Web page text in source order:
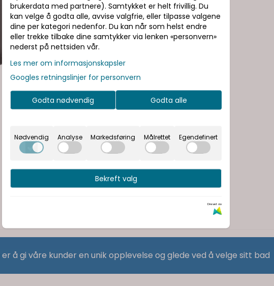
er å gi våre kunder en unik opplevelse og glede ved å velge sitt bad
brukerdata med partnere). Samtykket er helt frivillig. Du
kan velge å godta alle, avvise valgfrie, eller tilpasse valgene
dine per kategori nedenfor. Du kan når som helst endre
eller trekke tilbake dine samtykker via lenken «personvern»
nederst på nettsiden vår.
Les mer om informasjonskapsler
Googles retningslinjer for personvern
Godta nødvendig Godta alle
Nødvendig Analyse Markedsføring Målrettet Egendefinert
Bekreft valg
Drevet av